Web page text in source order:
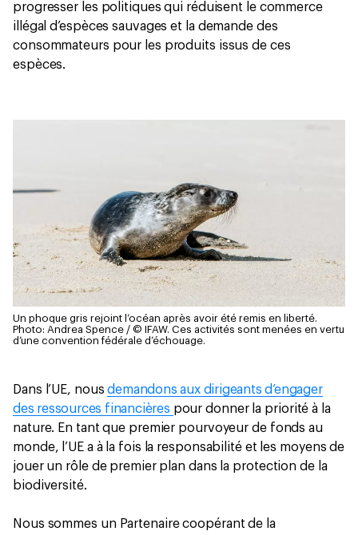
progresser les politiques qui réduisent le commerce
illégal d’espèces sauvages et la demande des
consommateurs pour les produits issus de ces
espèces.
Un phoque gris rejoint l’océan après avoir été remis en liberté.
Photo: Andrea Spence / © IFAW. Ces activités sont menées en vertu
d’une convention fédérale d’échouage.
Dans l’UE, nousdemandons aux dirigeants d’engager
des ressources financières pour donner la priorité à la
nature. En tant que premier pourvoyeur de fonds au
monde, l’UE a à la fois la responsabilité et les moyens de
jouer un rôle de premier plan dans la protection de la
biodiversité.
Nous sommes un Partenaire coopérant de la